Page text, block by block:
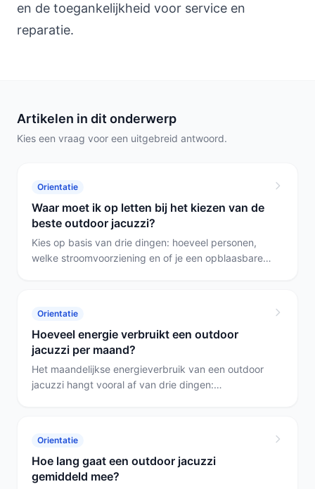
en de toegankelijkheid voor service en
reparatie.
Artikelen in dit onderwerp
Kies een vraag voor een uitgebreid antwoord.
Orientatie
Waar moet ik op letten bij het kiezen van de
beste outdoor jacuzzi?
Kies op basis van drie dingen: hoeveel personen,
welke stroomvoorziening en of je een opblaasbare
grid en compact, kies de WELLTUB 2-persoons.
Orientatie
Hoeveel energie verbruikt een outdoor
jacuzzi per maand?
Het maandelijkse energieverbruik van een outdoor
jacuzzi hangt vooral af van drie dingen:
verbruikt beduidend meer dan een niet-elektrisch
model zoals de WELLTUB met 700 liter.
Orientatie
Hoe lang gaat een outdoor jacuzzi
gemiddeld mee?